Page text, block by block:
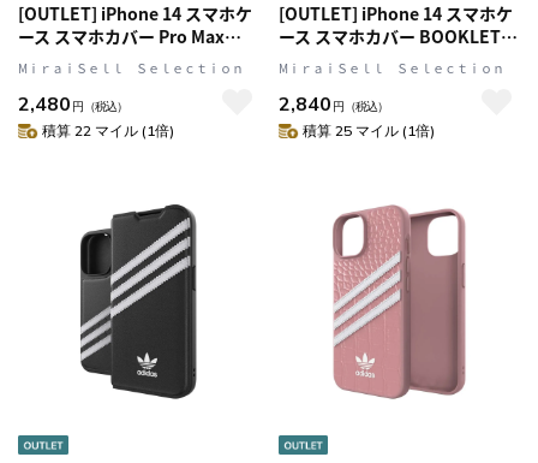
[OUTLET] iPhone 14 スマホケ
ース スマホカバー Pro Max
SAMBA(サンバ)シリーズ ロゴ
ク) adidas Originals[アディダ
ス オリジナルス]
MⅰｒａｉＳｅｌｌ Ｓｅｌｅｃｔｉｏｎ
2,480 円 （税込）
積算 22 マイル (1倍)
[OUTLET] iPhone 14 スマホケ
ース スマホカバー BOOKLET
SAMBA(サンバ)シリーズ
ト) ロゴ 手帳型 カードスリット
あり adidas Originals[アディダ
MⅰｒａｉＳｅｌｌ Ｓｅｌｅｃｔｉｏｎ
2,840 円 （税込）
積算 25 マイル (1倍)